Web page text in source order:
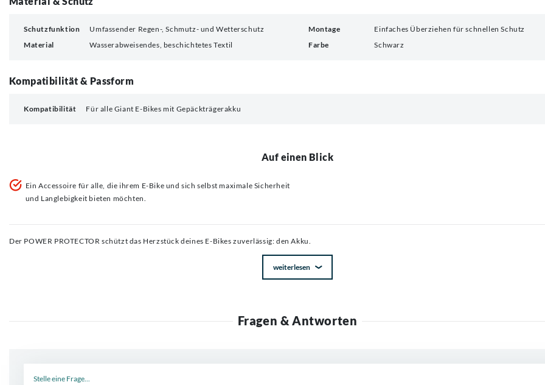
Schutzfunktion
Umfassender Regen-, Schmutz- und Wetterschutz
Material
Wasserabweisendes, beschichtetes Textil
Montage
Einfaches Überziehen für schnellen Schutz
Farbe
Schwarz
Kompatibilität & Passform
Kompatibilität Für alle Giant E-Bikes mit Gepäckträgerakku
Auf einen Blick
Ein Accessoire für alle, die ihrem E-Bike und sich selbst maximale Sicherheit
und Langlebigkeit bieten möchten.
Der POWER PROTECTOR schützt das Herzstück deines E-Bikes zuverlässig: den Akku.
weiterlesen
Fragen & Antworten